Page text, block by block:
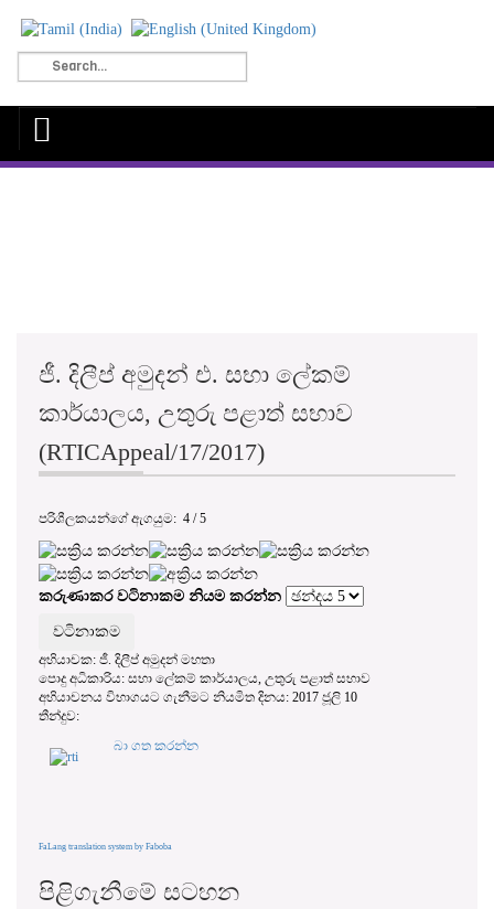
"...තොරතුරු ලබා ගැනීමේ
විනිවිදභාවය සහ වගකීම පිළිබඳ
සංස්කෘතියක් පෝෂණය කිරීමේ
අවශ්‍යතාවක් පැන නැගී ඇති
බැවින්..." - පූර්විකාව, 2016 අංක 12
දරන තොරතුරු දැනගැනීමේ
ජී. දිලීප් අමුදන් එ. සභා ලේකම්
කාර්යාලය, උතුරු පළාත් සභාව
(RTICAppeal/17/2017)
පරිශීලකයන්ගේ ඇගයුම: 4 /5
කරුණාකර වටිනාකම නියම කරන්න
අභියාචක: ජී. දිලීප් අමුදන් මහතා
පොදු අධිකාරිය: සභා ලේකම් කාර්යාලය, උතුරු පළාත් සභාව
අභියාචනය විභාගයට ගැනීමට නියමිත දිනය: 2017 ජූලි 10
තීන්දුව:
බා ගත කරන්න
FaLang translation system by Faboba
පිළිගැනීමේ සටහන